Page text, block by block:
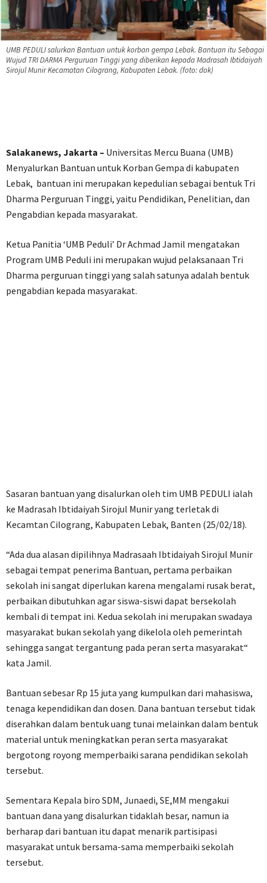
UMB PEDULI salurkan Bantuan untuk korban gempa Lebak. Bantuan itu Sebagai
Wujud TRI DARMA Perguruan Tinggi yang diberikan kepada Madrasah Ibtidaiyah
Sirojul Munir Kecamatan Cilograng, Kabupaten Lebak. (foto: dok)
Salakanews, Jakarta – Universitas Mercu Buana (UMB)
Menyalurkan Bantuan untuk Korban Gempa di kabupaten
Lebak, bantuan ini merupakan kepedulian sebagai bentuk Tri
Dharma Perguruan Tinggi, yaitu Pendidikan, Penelitian, dan
Pengabdian kepada masyarakat.
Ketua Panitia ‘UMB Peduli’ Dr Achmad Jamil mengatakan
Program UMB Peduli ini merupakan wujud pelaksanaan Tri
Dharma perguruan tinggi yang salah satunya adalah bentuk
pengabdian kepada masyarakat.
Sasaran bantuan yang disalurkan oleh tim UMB PEDULI ialah
ke Madrasah Ibtidaiyah Sirojul Munir yang terletak di
Kecamtan Cilograng, Kabupaten Lebak, Banten (25/02/18).
“Ada dua alasan dipilihnya Madrasaah Ibtidaiyah Sirojul Munir
sebagai tempat penerima Bantuan, pertama perbaikan
sekolah ini sangat diperlukan karena mengalami rusak berat,
perbaikan dibutuhkan agar siswa-siswi dapat bersekolah
kembali di tempat ini. Kedua sekolah ini merupakan swadaya
masyarakat bukan sekolah yang dikelola oleh pemerintah
sehingga sangat tergantung pada peran serta masyarakat“
kata Jamil.
Bantuan sebesar Rp 15 juta yang kumpulkan dari mahasiswa,
tenaga kependidikan dan dosen. Dana bantuan tersebut tidak
diserahkan dalam bentuk uang tunai melainkan dalam bentuk
material untuk meningkatkan peran serta masyarakat
bergotong royong memperbaiki sarana pendidikan sekolah
tersebut.
Sementara Kepala biro SDM, Junaedi, SE,MM mengakui
bantuan dana yang disalurkan tidaklah besar, namun ia
berharap dari bantuan itu dapat menarik partisipasi
masyarakat untuk bersama-sama memperbaiki sekolah
tersebut.